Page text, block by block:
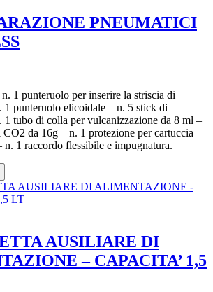
PNEUMATICI
1 punteruolo per inserire la striscia di
1 punteruolo elicoidale – n. 5 stick di
1 tubo di colla per vulcanizzazione da 8 ml –
CO2 da 16g – n. 1 protezione per cartuccia –
1 raccordo flessibile e impugnatura.
AUSILIARE DI
– CAPACITA’ 1,5